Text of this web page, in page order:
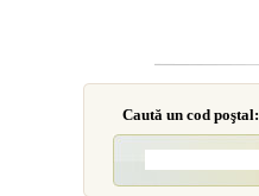
Caută un cod poştal: